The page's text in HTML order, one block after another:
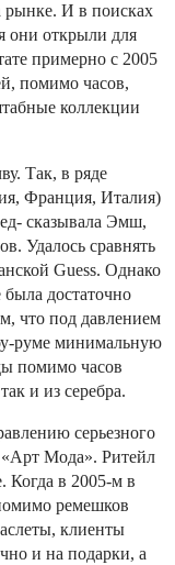
рынке. И в поисках
они открыли для
примерно с 2005
помимо часов,
коллекции
Так, в ряде
Франция, Италия)
сказывала Эмш,
Удалось сравнять
Guess. Однако
достаточно
что под давлением
руме минимальную
помимо часов
и из серебра.
серьезного
Мода». Ритейл
Когда в 2005-м в
ремешков
клиенты
и на подарки, а